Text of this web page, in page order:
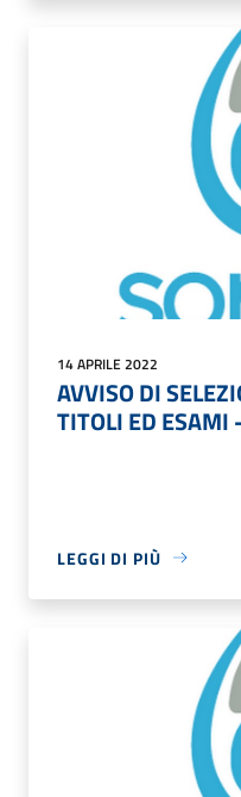
14 APRILE 2022
AVVISO DI
TITOLI ED ESAMI
LEGGI DI PIÙ